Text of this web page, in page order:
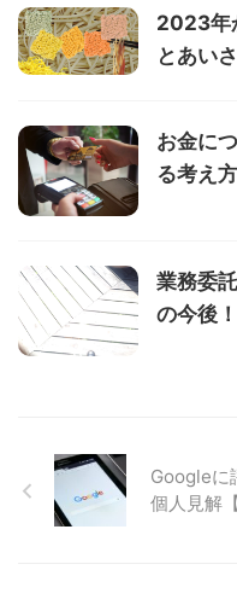
2023年
とあい
お金に
る考え
業務委
の今後
Googleに
個人見解